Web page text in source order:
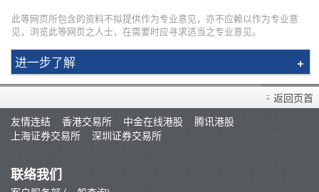
此等网页所包含的资料不拟提供作为专业意见，亦不应赖以作为专业意
见，浏览此等网页之人士，在需要时应寻求适当之专业意见。
进一步了解
辉立简介
分行资料
招聘人才
辉立通讯
新聞稿
返回页首
友情连结
香港交易所 中金在线港股
腾讯港股
上海证券交易所
深圳证券交易所
联络我们